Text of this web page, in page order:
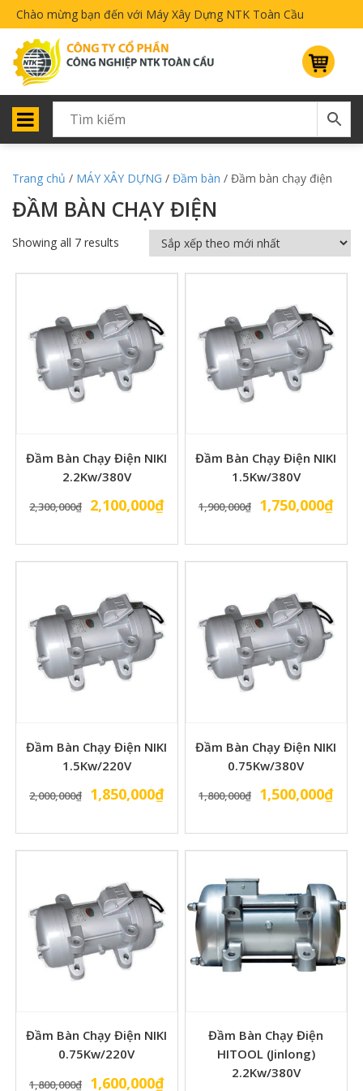
Chào mừng bạn đến với Máy Xây Dựng NTK Toàn Cầu
Trang chủ / MÁY XÂY DỰNG / Đầm bàn / Đầm bàn chạy điện
ĐẦM BÀN CHẠY ĐIỆN
Showing all 7 results
Đầm Bàn Chạy Điện NIKI
2.2Kw/380V
2,300,000₫
Giá
là:
2,300,000₫.
2,100,000₫Giá
tại
là:
Đầm Bàn Chạy Điện NIKI
1.5Kw/380V
1,900,000₫
Giá
là:
1,900,000₫.
1,750,000₫Giá
tại
là:
Đầm Bàn Chạy Điện NIKI
1.5Kw/220V
2,000,000₫
Giá
là:
2,000,000₫.
1,850,000₫Giá
tại
là:
Đầm Bàn Chạy Điện NIKI
0.75Kw/380V
1,800,000₫
Giá
là:
1,800,000₫.
1,500,000₫Giá
tại
là:
Đầm Bàn Chạy Điện NIKI
0.75Kw/220V
1,800,000₫
Giá
1,600,000₫Giá
Đầm Bàn Chạy Điện
HITOOL (Jinlong)
2.2Kw/380V